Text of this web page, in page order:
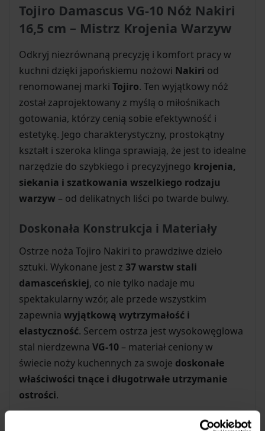
Tojiro Damascus VG-10 Nóż Nakiri
16,5 cm – Mistrz Krojenia Warzyw
Odkryj niezrównaną precyzję i komfort pracy w
kuchni dzięki japońskiemu nożowi Nakiri od
renomowanej marki Tojiro. Ten wyjątkowy nóż
został zaprojektowany z myślą o miłośnikach
gotowania, którzy cenią sobie efektywność i
estetykę. Jego charakterystyczny, prostokątny
kształt i szeroka klinga sprawiają, że jest to idealne
narzędzie do szybkiego i precyzyjnego krojenia,
siekania i szatkowania wszelkiego rodzaju
warzyw – od delikatnych liści po twarde bulwy.
Doskonała Konstrukcja i Materiały
Ostrze noża Tojiro Nakiri to prawdziwe dzieło
sztuki. Wykonane jest z 37 warstw stali
damasceńskiej, co nie tylko nadaje mu
spektakularny wzór, ale przede wszystkim
zapewnia wyjątkową wytrzymałość i
elastyczność. Sercem ostrza jest wysokowęglowa
stal nierdzewna VG-10 – materiał ceniony w
świecie noży kuchennych za swoje doskonałe
właściwości tnące i długotrwałe utrzymanie
ostrości.
37 warstw stali